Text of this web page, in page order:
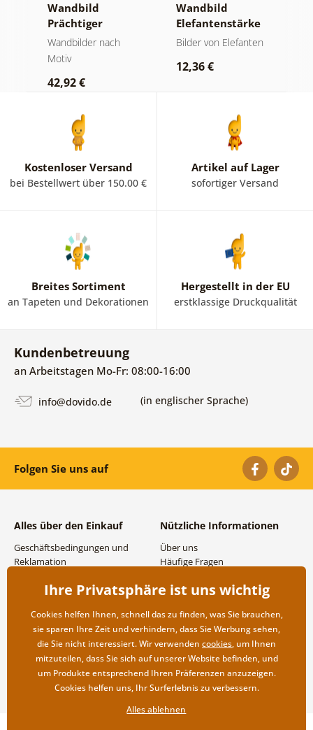
Wandbild
Prächtiger
Berggipfel in
Schwarz-Weiß
Wandbilder nach
Motiv
42,92 €
Wandbild
Elefantenstärke
und Ruhe
Bilder von Elefanten
12,36 €
Kostenloser Versand
bei Bestellwert über 150.00 €
Artikel auf Lager
sofortiger Versand
Breites Sortiment
an Tapeten und Dekorationen
Hergestellt in der EU
erstklassige Druckqualität
Kundenbetreuung
an Arbeitstagen Mo-Fr: 08:00-16:00
info@dovido.de (in englischer Sprache)
Folgen Sie uns auf
Alles über den Einkauf
Geschäftsbedingungen und
Reklamation
Versand- und
Rücksendung der Ware
Nützliche Informationen
Über uns
Häufige Fragen
Großhandel und
Ihre Privatsphäre ist uns wichtig
Cookies helfen Ihnen, schnell das zu finden, was Sie brauchen,
sie sparen Ihre Zeit und verhindern, dass Sie Werbung sehen,
die Sie nicht interessiert. Wir verwenden cookies, um Ihnen
mitzuteilen, dass Sie sich auf unserer Website befinden, und
um Produkte entsprechend Ihren Präferenzen anzuzeigen.
Cookies helfen uns, Ihr Surferlebnis zu verbessern.
Alles ablehnen